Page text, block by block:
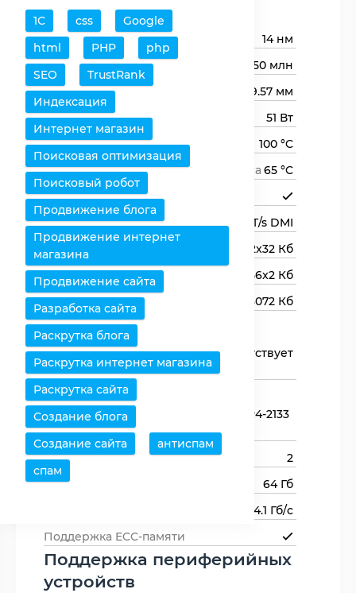
1С css
Google
html
PHP
php
SEO
TrustRank
Индексация
Интернет магазин
Поисковая оптимизация
Поисковый робот
Продвижение блога
Продвижение интернет
магазина
Продвижение сайта
Разработка сайта
Раскрутка блога
Раскрутка интернет магазина
Раскрутка сайта
Создание блога
Создание сайта
антиспам
спам
Процессор
Технологический процесс
14 нм
Транзисторов (миллионов)
1350 млн
Размер кристалла
98.5710.3 мм × 9.57 мм
Тепловыделение TDP
51 Вт
Максимальная температура
100 °C
Максимальная температура корпуса 65 °C
Поддержка 64 бит
Шина
8 GT/s DMI
Кэш 1-го уровня L1
2x32 + 2x32 Кб
Кэш 2-го уровня L2
256x2 Кб
Кэш 3-го уровня L3
3072 Кб
Оперативная память
Контроллер оперативной
памяти
Присутствует
Типы
оперативной
памяти
DDR3L-1600,DDR3L-
1333,DDR4-1866,DDR4-2133
Каналов памяти
2
Максимальный объем памяти
64 Гб
34.1 Гб/с
Поддержка ECC-памяти
Поддержка периферийных
устройств